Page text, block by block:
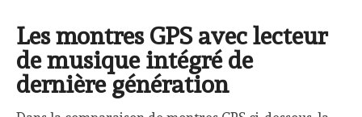
Les montres GPS avec lecteur
de musique intégré de
dernière génération